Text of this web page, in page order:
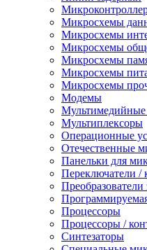
Микросхемы
Микросхемы
Микросхемы
Микросхемы
Микросхемы
Микросхемы
Модемы
Мультимедийные
Мультиплексоры
Операционные
Отечественные
Панельки для
Переключатели /
Преобразователи
Процессоры
Процессоры /
Синтезаторы